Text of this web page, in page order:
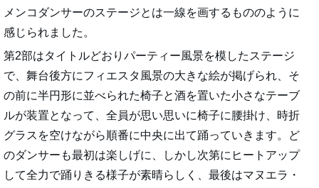
メンコダンサーのステージとは一線を画するもののように
感じられました。
第2部はタイトルどおりパーティー風景を模したステージ
で、舞台後方にフィエスタ風景の大きな絵が掲げられ、そ
の前に半円形に並べられた椅子と酒を置いた小さなテーブ
ルが装置となって、全員が思い思いに椅子に腰掛け、時折
グラスを空けながら順番に中央に出て踊っていきます。ど
のダンサーも最初は楽しげに、しかし次第にヒートアップ
して全力で踊りきる様子が素晴らしく、最後はマヌエラ・